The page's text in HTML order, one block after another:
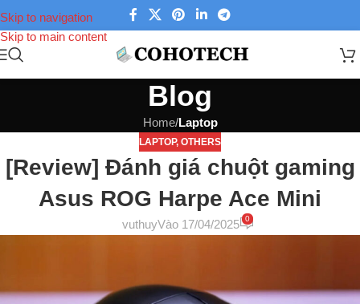
Skip to navigation
Skip to main content
Blog
Home/Laptop
LAPTOP, OTHERS
[Review] Đánh giá chuột gaming
Asus ROG Harpe Ace Mini
vuthuyVào 17/04/2025 0